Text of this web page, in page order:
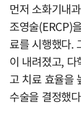
먼저 소화기내
조영술(ERCP)
료를 시행했다.
이 내려졌고, 다
고 치료 효율을
수술을 결정했